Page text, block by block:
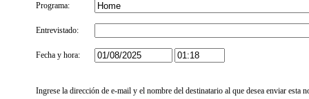
Programa:
Entrevistado:
Fecha y hora:
Ingrese la dirección de e-mail y el nombre del destinatario al que desea enviar esta